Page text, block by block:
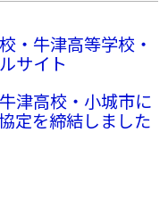
・牛津高等学校・
サイト
津高校・小城市に
定を締結しました